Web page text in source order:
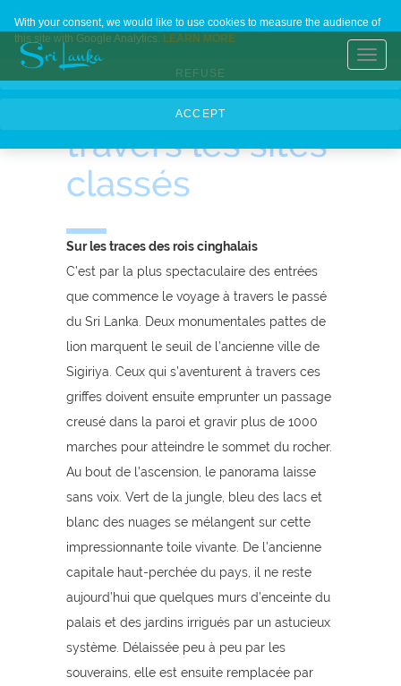
Home Contact Us About Us Languages
Une plongée
dans l’histoire
du pays à
travers les sites
classés
Sur les traces des rois cinghalais
C’est par la plus spectaculaire des entrées
que commence le voyage à travers le passé
du Sri Lanka. Deux monumentales pattes de
lion marquent le seuil de l’ancienne ville de
Sigiriya. Ceux qui s’aventurent à travers ces
griffes doivent ensuite emprunter un passage
creusé dans la paroi et gravir plus de 1000
marches pour atteindre le sommet du rocher.
Au bout de l’ascension, le panorama laisse
sans voix. Vert de la jungle, bleu des lacs et
blanc des nuages se mélangent sur cette
impressionnante toile vivante. De l’ancienne
capitale haut-perchée du pays, il ne reste
aujourd’hui que quelques murs d’enceinte du
palais et des jardins irrigués par un astucieux
système. Délaissée peu à peu par les
souverains, elle est ensuite remplacée par
With your consent, we would like to use cookies to measure the audience of
this site with Google Analytics. LEARN MORE
REFUSE
ACCEPT